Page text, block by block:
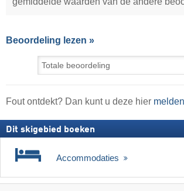
Beoordeling lezen »
Fout ontdekt? Dan kunt u deze hier melden
Dit skigebied boeken
Accommodaties